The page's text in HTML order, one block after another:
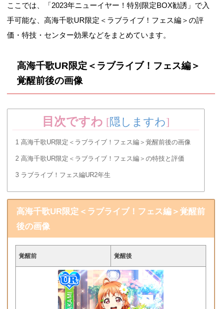
ここでは、「2023年ニューイヤー！特別限定BOX勧誘」で入
手可能な、高海千歌UR限定＜ラブライブ！フェス編＞の評
価・特技・センター効果などをまとめています。
高海千歌UR限定＜ラブライブ！フェス編＞
覚醒前後の画像
目次ですわ [隠しますわ]
1 高海千歌UR限定＜ラブライブ！フェス編＞覚醒前後の画像
2 高海千歌UR限定＜ラブライブ！フェス編＞の特技と評価
3 ラブライブ！フェス編UR2年生
高海千歌UR限定＜ラブライブ！フェス編＞覚醒前
後の画像
覚醒前 覚醒後